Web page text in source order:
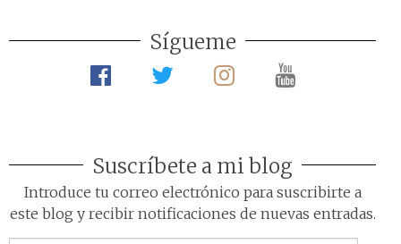
Sígueme
Suscríbete a mi blog
Introduce tu correo electrónico para suscribirte a
este blog y recibir notificaciones de nuevas entradas.